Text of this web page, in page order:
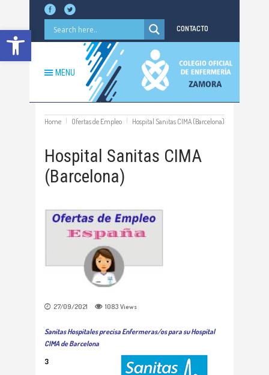
Abrir barra de herramientas CONTACTO
MENU
Home Ofertas de Empleo Hospital Sanitas CIMA (Barcelona)
Hospital Sanitas CIMA
(Barcelona)
27/09/2021 1083 Views
Sanitas Hospitales precisa Enfermeras/os para su Hospital
CIMA de Barcelona
3